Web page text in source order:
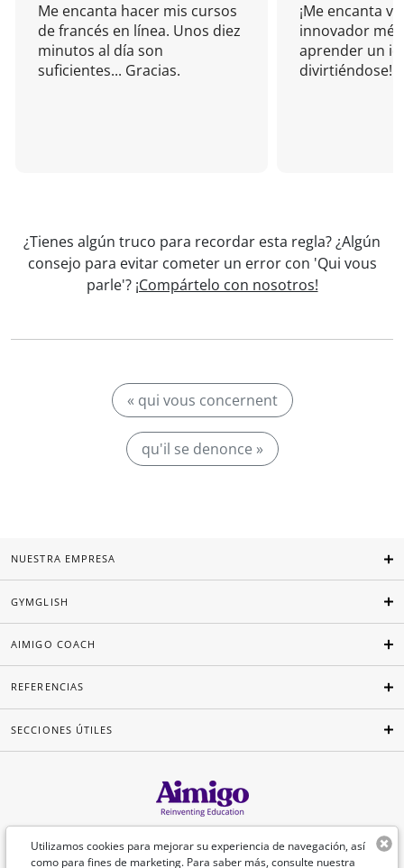
Me encanta hacer mis cursos
de francés en línea. Unos diez
minutos al día son
suficientes... Gracias.
¡Me encanta
innovador
aprender un
divirtiéndose!
¿Tienes algún truco para recordar esta regla? ¿Algún
consejo para evitar cometer un error con 'Qui vous
parle'? ¡Compártelo con nosotros!
« qui vous concernent
qu'il se denonce »
Utilizamos cookies para mejorar su experiencia de navegación, así
como para fines de marketing. Para saber más, consulte nuestra
NUESTRA EMPRESA
GYMGLISH
AIMIGO COACH
REFERENCIAS
SECCIONES ÚTILES
Español